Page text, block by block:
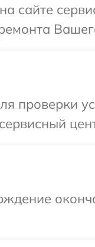
сайте
проверки